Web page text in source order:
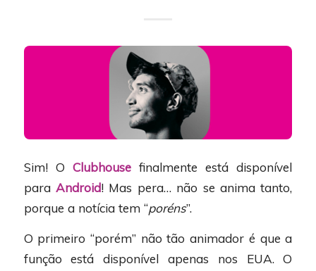
Sim! O Clubhousefinalmente está disponível
para Android! Mas pera… não se anima tanto,
porque a notícia tem “poréns”.
O primeiro “porém” não tão animador é que a
função está disponível apenas nos EUA. O